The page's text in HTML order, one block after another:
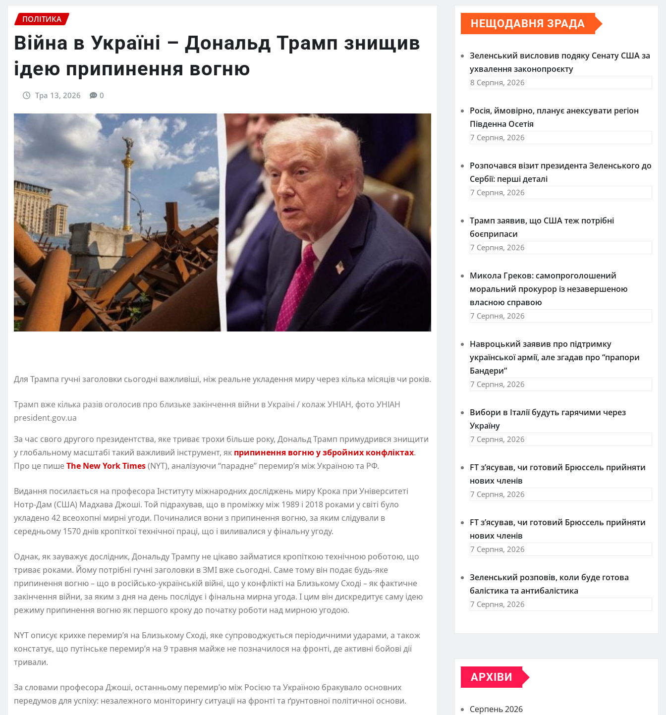
ПОЛІТИКА
Війна в Україні – Дональд Трамп знищив
ідею припинення вогню
Тра 13, 2026 0
Для Трампа гучні заголовки сьогодні важливіші, ніж реальне укладення миру через кілька місяців чи років.
Трамп вже кілька разів оголосив про близьке закінчення війни в Україні / колаж УНІАН, фото УНІАН
president.gov.ua
За час свого другого президентства, яке триває трохи більше року, Дональд Трамп примудрився знищити
у глобальному масштабі такий важливий інструмент, як припинення вогню у збройних конфліктах.
Про це пишеThe New York Times(NYT), аналізуючи “парадне” перемир’я між Україною та РФ.
Видання посилається на професора Інституту міжнародних досліджень миру Крока при Університеті
Нотр-Дам (США) Мадхава Джоші. Той підрахував, що в проміжку між 1989 і 2018 роками у світі було
укладено 42 всеохопні мирні угоди. Починалися вони з припинення вогню, за яким слідували в
середньому 1570 днів кропіткої технічної праці, що і виливалися у фінальну угоду.
Однак, як зауважує дослідник, Дональду Трампу не цікаво займатися кропіткою технічною роботою, що
триває роками. Йому потрібні гучні заголовки в ЗМІ вже сьогодні. Саме тому він подає будь-яке
припинення вогню – що в російсько-українській війні, що у конфлікті на Близькому Сході – як фактичне
закінчення війни, за яким з дня на день послідує і фінальна мирна угода. І цим він дискредитує саму ідею
режиму припинення вогню як першого кроку до початку роботи над мирною угодою.
NYT описує крихке перемир’я на Близькому Сході, яке супроводжується періодичними ударами, а також
констатує, що путінське перемир’я на 9 травня майже не позначилося на фронті, де активні бойові дії
тривали.
За словами професора Джоші, останньому перемир’ю між Росією та Україною бракувало основних
передумов для успіху: незалежного моніторингу ситуації на фронті та ґрунтовної політичної основи.
НЕЩОДАВНЯ ЗРАДА
Зеленський висловив подяку Сенату США за
ухвалення законопроєкту
8 Серпня, 2026
Росія, ймовірно, планує анексувати регіон
Південна Осетія
7 Серпня, 2026
Розпочався візит президента Зеленського до
Сербії: перші деталі
7 Серпня, 2026
Трамп заявив, що США теж потрібні
боєприпаси
7 Серпня, 2026
Микола Греков: самопроголошений
моральний прокурор із незавершеною
власною справою
7 Серпня, 2026
Навроцький заявив про підтримку
української армії, але згадав про “прапори
Бандери”
7 Серпня, 2026
Вибори в Італії будуть гарячими через
Україну
7 Серпня, 2026
FT зʼясував, чи готовий Брюссель прийняти
нових членів
7 Серпня, 2026
FT зʼясував, чи готовий Брюссель прийняти
нових членів
7 Серпня, 2026
Зеленський розповів, коли буде готова
балістика та антибалістика
7 Серпня, 2026
АРХІВИ
Серпень 2026